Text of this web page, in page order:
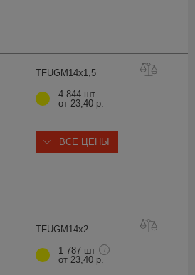
TFUGM14x1,5
4 844 шт
от 23,40 р.
ВСЕ ЦЕНЫ
TFUGM14x2
1 787 шт i
от 23,40 р.